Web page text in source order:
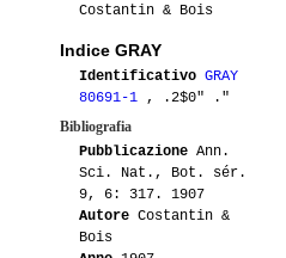
Costantin & Bois
Indice GRAY
Identificativo GRAY
80691-1 , .2$0" ."
Bibliografia
Pubblicazione Ann.
Sci. Nat., Bot. sér.
9, 6: 317. 1907
Autore Costantin &
Bois